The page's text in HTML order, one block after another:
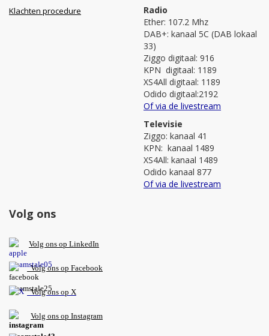
Klachten procedure
Radio
Ether: 107.2 Mhz
DAB+: kanaal 5C (DAB lokaal
33)
Ziggo digitaal: 916
KPN digitaal: 1189
XS4All digitaal: 1189
Odido digitaal:2192
Of via de livestream
Televisie
Ziggo: kanaal 41
KPN: kanaal 1489
XS4All: kanaal 1489
Odido kanaal 877
Of via de livestream
Volg ons
Volg ons op LinkedIn
Volg ons op Facebook
Volg ons op X
Volg ons op Instagram